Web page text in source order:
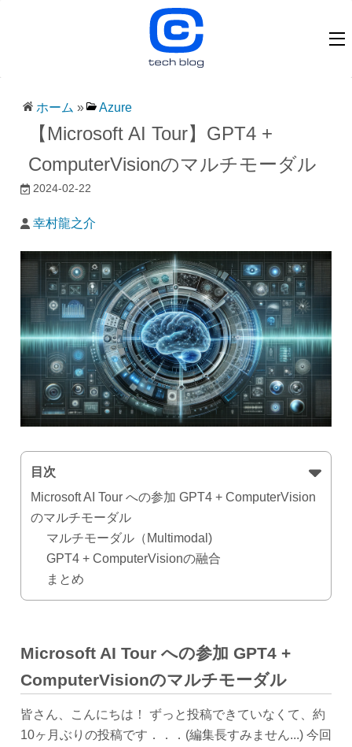
ホーム » Azure
【Microsoft AI Tour】GPT4 +
ComputerVisionのマルチモーダル
2024-02-22
幸村龍之介
目次
Microsoft AI Tour への参加 GPT4 + ComputerVision
のマルチモーダル
マルチモーダル（Multimodal)
GPT4 + ComputerVisionの融合
まとめ
Microsoft AI Tour への参加 GPT4 +
ComputerVisionのマルチモーダル
皆さん、こんにちは！ ずっと投稿できていなくて、約
10ヶ月ぶりの投稿です．．．(編集長すみません...) 今回